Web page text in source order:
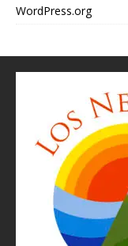
WordPress.org